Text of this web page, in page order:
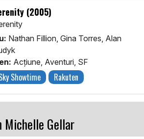
(2005)
Nathan Fillion, Gina Torres, Alan
Acţiune, Aventuri, SF
Showtime Rakuten
Michelle Gellar